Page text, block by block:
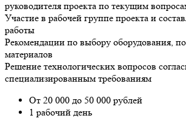
руководителя проекта по текущим
Участие в рабочей группе проекта и
работы
Рекомендации по выбору оборудования,
материалов
Решение технологических вопросов
специализированным требованиям
От 20 000 до 50 000 рублей
1 рабочий день